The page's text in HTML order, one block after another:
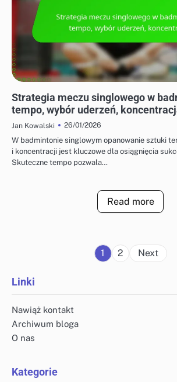
Strategia meczu singlowego w
tempo, wybór uderzeń,
Jan Kowalski
26/01/2026
W badmintonie singlowym opanowanie sztuki
i koncentracji jest kluczowe dla osiągnięcia
Skuteczne tempo pozwala…
Read more
Posts
1 2 Next
Linki
Nawiąż kontakt
Archiwum bloga
O nas
Kategorie